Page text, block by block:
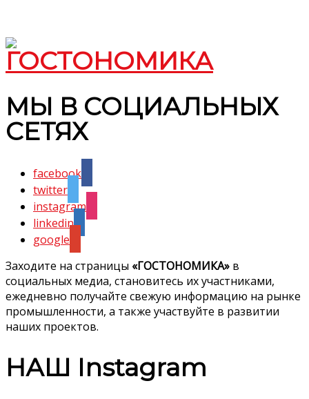
МЫ В СОЦИАЛЬНЫХ
СЕТЯХ
facebook
twitter
instagram
linkedin
google
Заходите на страницы «ГОСТОНОМИКА» в
социальных медиа, становитесь их участниками,
ежедневно получайте свежую информацию на рынке
промышленности, а также участвуйте в развитии
наших проектов.
НАШ Instagram